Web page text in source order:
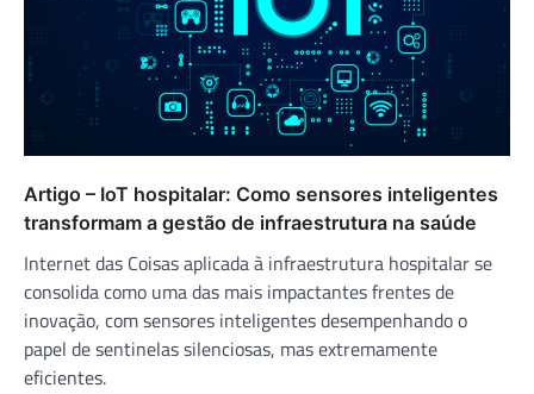
Artigo – IoT hospitalar: Como sensores inteligentes
transformam a gestão de infraestrutura na saúde
Internet das Coisas aplicada à infraestrutura hospitalar se
consolida como uma das mais impactantes frentes de
inovação, com sensores inteligentes desempenhando o
papel de sentinelas silenciosas, mas extremamente
eficientes.